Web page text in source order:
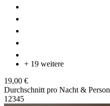
+ 19 weitere
19,00 €
Durchschnitt pro Nacht & Person
1 2345